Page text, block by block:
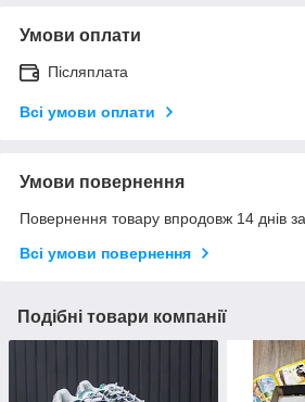
Умови оплати
Післяплата
Всі умови оплати
Умови повернення
Повернення товару впродовж 14 днів
Всі умови повернення
Подібні товари компанії